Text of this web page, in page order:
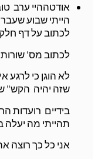
אודטההיי ערב
הייתי שבוע
לכתוב על דף
לכתוב מס' שורות
לא הוגן כי לרגע
שזה יהיה הקש"
בידיים רועדות
תהייתי מה יעלה
אני כל כך רוצה